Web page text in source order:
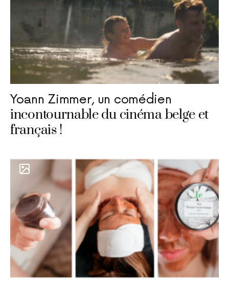
Yoann Zimmer, un comédien
incontournable du cinéma belge et
français !